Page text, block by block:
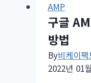
AMP
구글
방법
By비케이팩
2022년 01